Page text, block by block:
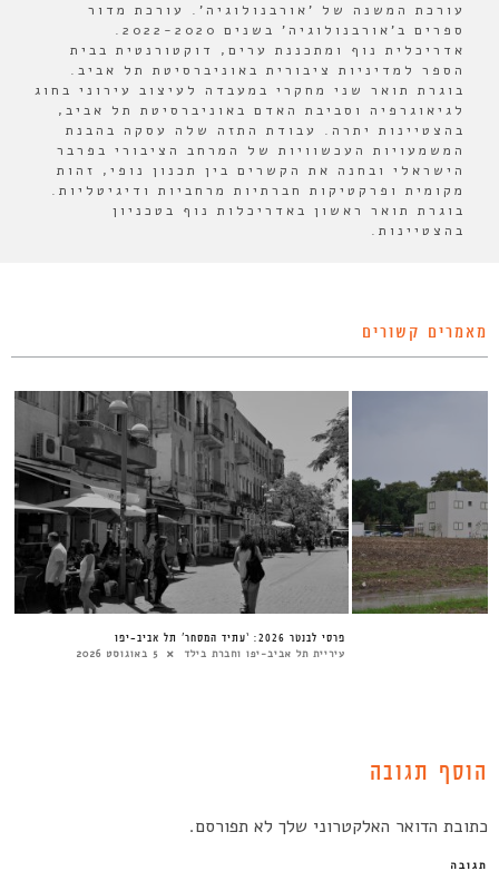
עורכת המשנה של 'אורבנולוגיה'. עורכת מדור
ספרים ב'אורבנולוגיה' בשנים 2022-2020.
אדריכלית נוף ומתכננת ערים, דוקטורנטית בבית
הספר למדיניות ציבורית באוניברסיטת תל אביב.
בוגרת תואר שני מחקרי במעבדה לעיצוב עירוני בחוג
לגיאוגרפיה וסביבת האדם באוניברסיטת תל אביב,
בהצטיינות יתרה. עבודת התזה שלה עסקה בהבנת
המשמעויות העכשוויות של המרחב הציבורי בפרבר
הישראלי ובחנה את הקשרים בין תכנון נופי, זהות
מקומית ופרקטיקות חברתיות מרחביות ודיגיטליות.
בוגרת תואר ראשון באדריכלות נוף בטכניון
בהצטיינות.
מאמרים קשורים
פרסי לבנטר 2026: ‘עתיד המסחר’ תל אביב-יפו
עיריית תל אביב-יפו וחברת בילד 5 באוגוסט 2026
הוסף תגובה
כתובת הדואר האלקטרוני שלך לא תפורסם.
תגובה